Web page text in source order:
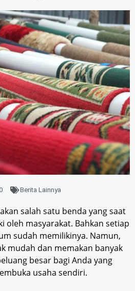
Berita Lainnya
salah satu benda yang saat
oleh masyarakat. Bahkan setiap
sudah memilikinya. Namun,
mudah dan memakan banyak
besar bagi Anda yang
usaha sendiri.